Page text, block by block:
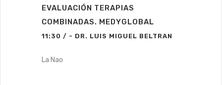
EVALUACIÓN TERAPIAS
COMBINADAS. MEDYGLOBAL
11:30 / - DR. LUIS MIGUEL BELTRAN
La Nao